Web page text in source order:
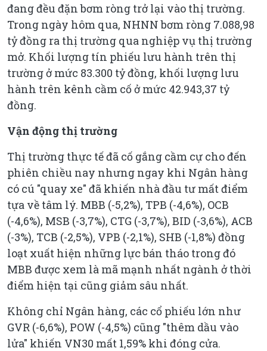
đang đều đặn bơm ròng trở lại vào thị trường.
Trong ngày hôm qua, NHNN bơm ròng 7.088,98
tỷ đồng ra thị trường qua nghiệp vụ thị trường
mở. Khối lượng tín phiếu lưu hành trên thị
trường ở mức 83.300 tỷ đồng, khối lượng lưu
hành trên kênh cầm cố ở mức 42.943,37 tỷ
đồng.
Vận động thị trường
Thị trường thực tế đã cố gắng cầm cự cho đến
phiên chiều nay nhưng ngay khi Ngân hàng
có cú "quay xe" đã khiến nhà đầu tư mất điểm
tựa về tâm lý. MBB (-5,2%), TPB (-4,6%), OCB
(-4,6%), MSB (-3,7%), CTG (-3,7%), BID (-3,6%), ACB
(-3%), TCB (-2,5%), VPB (-2,1%), SHB (-1,8%) đồng
loạt xuất hiện những lực bán tháo trong đó
MBB được xem là mã mạnh nhất ngành ở thời
điểm hiện tại cũng giảm sâu nhất.
Không chỉ Ngân hàng, các cổ phiếu lớn như
GVR (-6,6%), POW (-4,5%) cũng "thêm dầu vào
lửa" khiến VN30 mất 1,59% khi đóng cửa.